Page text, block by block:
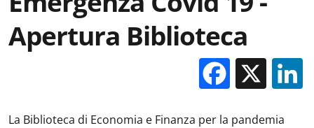
Apertura Biblioteca
X
La Biblioteca di Economia e Finanza per la pandemia